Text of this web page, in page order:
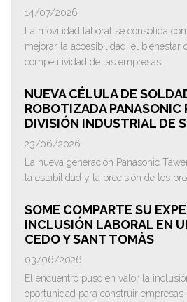
14/07/2026
La movilidad laboral se consolida
mejorar la accesibilidad, el bienestar
competitividad de las empresas
NUEVA CÉLULA DE
ROBOTIZADA PANASONIC
DIVISIÓN INDUSTRIAL DE
23/06/2026
La nueva generación Panasonic
la estabilidad y la precisión de los
SOME COMPARTE SU
INCLUSIÓN LABORAL EN
CEDO Y SANT TOMÀS
03/06/2026
El encuentro puso en valor la
oportunidad para construir empresas